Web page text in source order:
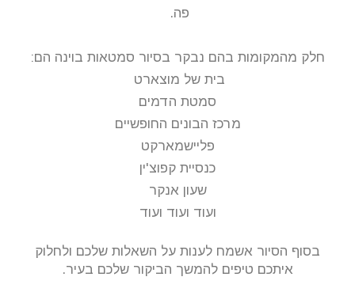
פה.
חלק מהמקומות בהם נבקר בסיור סמטאות בוינה הם:
בית של מוצארט
סמטת הדמים
מרכז הבונים החופשיים
פליישמארקט
כנסיית קפוצ'ין
שעון אנקר
ועוד ועוד ועוד
בסוף הסיור אשמח לענות על השאלות שלכם ולחלוק
איתכם טיפים להמשך הביקור שלכם בעיר.